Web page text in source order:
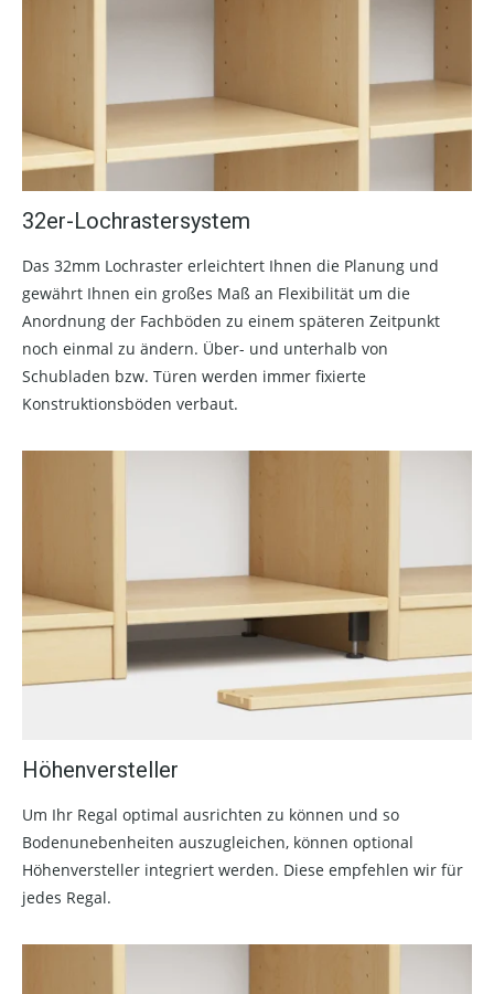
32er-Lochrastersystem
Das 32mm Lochraster erleichtert Ihnen die Planung und
gewährt Ihnen ein großes Maß an Flexibilität um die
Anordnung der Fachböden zu einem späteren Zeitpunkt
noch einmal zu ändern. Über- und unterhalb von
Schubladen bzw. Türen werden immer fixierte
Konstruktionsböden verbaut.
Höhenversteller
Um Ihr Regal optimal ausrichten zu können und so
Bodenunebenheiten auszugleichen, können optional
Höhenversteller integriert werden. Diese empfehlen wir für
jedes Regal.